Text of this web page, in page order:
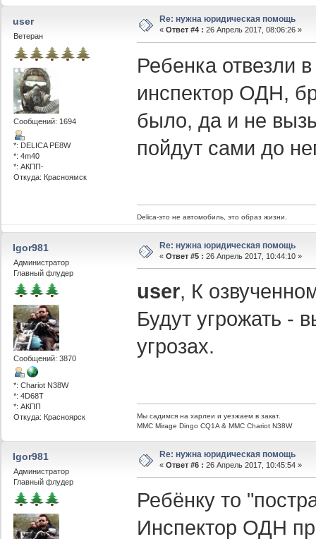
user
Ветеран
Сообщений: 1694
*: DELICA PE8W
*: 4m40
*: АКПП-
Откуда: Красноямск
Re: нужна юридическая помощь
« Ответ #4 : 26 Апрель 2017, 08:06:26 »
Ребенка отвезли
инспектор ОДН,
было, да и не
пойдут сами до
Delica-это не автомобиль, это образ жизни.
Igor981
Администратор
Главный флудер
Сообщений: 3870
*: Chariot N38W
*: 4D68T
*: АКПП
Откуда: Красноярск
Re: нужна юридическая помощь
« Ответ #5 : 26 Апрель 2017, 10:44:10 »
user, К
Будут угрожать -
угрозах.
Мы садимся на харлеи и уезжаем в закат.
ММС Mirage Dingo CQ1A & MMC Chariot N38W
Igor981
Администратор
Главный флудер
Re: нужна юридическая помощь
« Ответ #6 : 26 Апрель 2017, 10:45:54 »
Ребёнку то
Инспектор ОДН